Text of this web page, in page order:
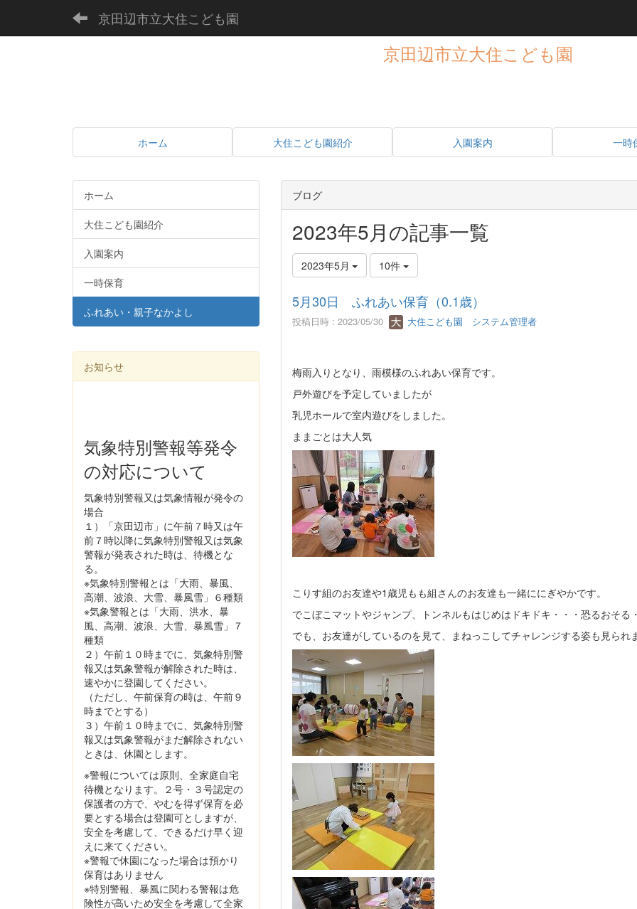
京田辺市立大住こども園
京田辺市立大住こども園
ホーム 大住こども園紹介 入園案内 一時
ブログ
2023年5月の記事一覧
2023年5月 10件
5月30日 ふれあい保育（0.1歳）
投稿日時 : 2023/05/30 大住こども園 システム管理者
梅雨入りとなり、雨模様のふれあい保育です。
戸外遊びを予定していましたが
乳児ホールで室内遊びをしました。
ままごとは大人気
こりす組のお友達や1歳児もも組さんのお友達も一緒ににぎやかです。
でこぼこマットやジャンプ、トンネルもはじめはドキドキ・・・恐るおそる
でも、お友達がしているのを見て、まねっこしてチャレンジする姿も見られ
ホーム
大住こども園紹介
入園案内
一時保育
ふれあい・親子なかよし
お知らせ
気象特別警報等発令
の対応について
気象特別警報又は気象情報が発令の
場合
１）「京田辺市」に午前７時又は午
前７時以降に気象特別警報又は気象
警報が発表された時は、待機とな
る。
※気象特別警報とは「大雨、暴風、
高潮、波浪、大雪、暴風雪」６種類
※気象警報とは「大雨、洪水、暴
風、高潮、波浪、大雪、暴風雪」７
種類
２）午前１０時までに、気象特別警
報又は気象警報が解除された時は、
速やかに登園してください。
（ただし、午前保育の時は、午前９
時までとする）
３）午前１０時までに、気象特別警
報又は気象警報がまだ解除されない
ときは、休園とします。
※警報については原則、全家庭自宅
待機となります。２号・３号認定の
保護者の方で、やむを得ず保育を必
要とする場合は登園可としますが、
安全を考慮して、できるだけ早く迎
えに来てください。
※警報で休園になった場合は預かり
保育はありません
※特別警報、暴風に関わる警報は危
険性が高いため安全を考慮して全家